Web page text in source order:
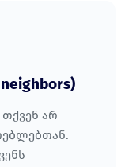
თქვენ არ